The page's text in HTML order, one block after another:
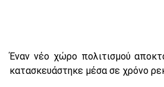
Έναν νέο χώρο πολιτισμού
κατασκευάστηκε μέσα σε χρόνο